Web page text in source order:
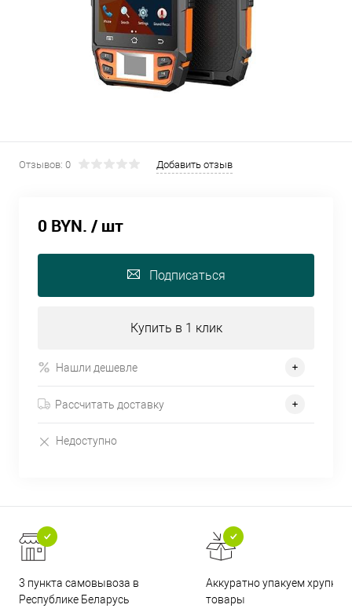
Отзывов: 0 Добавить отзыв
0 BYN. / шт
Подписаться
Купить в 1 клик
Нашли дешевле
Рассчитать доставку
Недоступно
3 пункта самовывоза в
Республике Беларусь
Аккуратно упакуем хрупкие
товары